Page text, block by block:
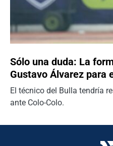
Sólo una duda: La
Gustavo Álvarez para
El técnico del Bulla tendría
ante Colo-Colo.